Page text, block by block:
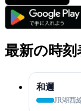
最新の時
和邇
JR湖西